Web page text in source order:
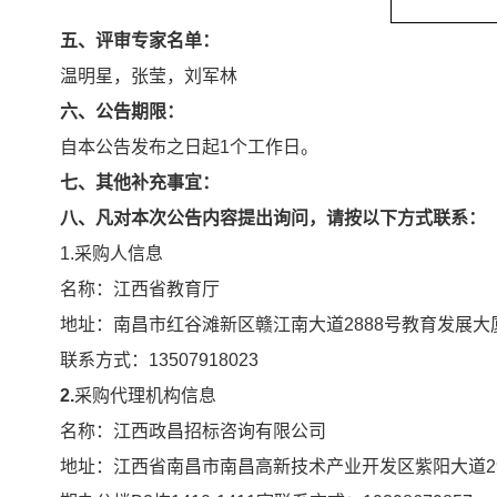
五、评审专家名单：
温明星，张莹，刘军林
六、公告期限：
自本公告发布之日起1个工作日。
七、其他补充事宜：
八、凡对本次公告内容提出询问，请按以下方式联系：
1.采购人信息
名称：江西省教育厅
地址：南昌市红谷滩新区赣江南大道2888号教育发展大
联系方式：13507918023
2.采购代理机构信息
名称：江西政昌招标咨询有限公司
地址：江西省南昌市南昌高新技术产业开发区紫阳大道